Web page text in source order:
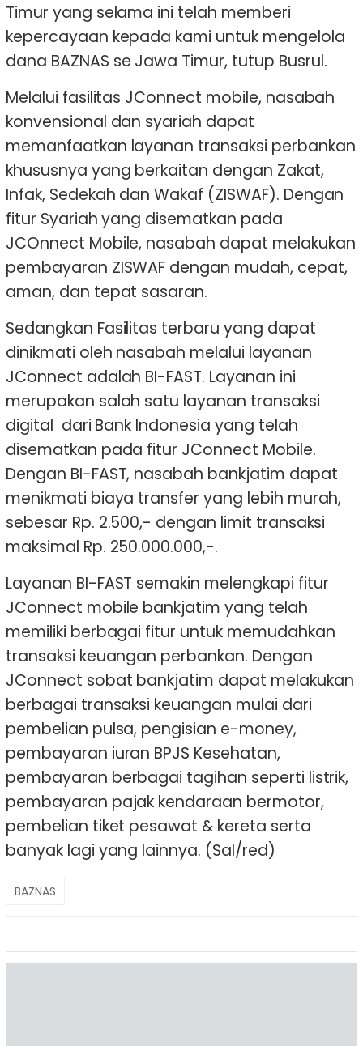
Timur yang selama ini telah memberi
kepercayaan kepada kami untuk mengelola
dana BAZNAS se Jawa Timur, tutup Busrul.
Melalui fasilitas JConnect mobile, nasabah
konvensional dan syariah dapat
memanfaatkan layanan transaksi perbankan
khususnya yang berkaitan dengan Zakat,
Infak, Sedekah dan Wakaf (ZISWAF). Dengan
fitur Syariah yang disematkan pada
JCOnnect Mobile, nasabah dapat melakukan
pembayaran ZISWAF dengan mudah, cepat,
aman, dan tepat sasaran.
Sedangkan Fasilitas terbaru yang dapat
dinikmati oleh nasabah melalui layanan
JConnect adalah BI-FAST. Layanan ini
merupakan salah satu layanan transaksi
digital dari Bank Indonesia yang telah
disematkan pada fitur JConnect Mobile.
Dengan BI-FAST, nasabah bankjatim dapat
menikmati biaya transfer yang lebih murah,
sebesar Rp. 2.500,- dengan limit transaksi
maksimal Rp. 250.000.000,-.
Layanan BI-FAST semakin melengkapi fitur
JConnect mobile bankjatim yang telah
memiliki berbagai fitur untuk memudahkan
transaksi keuangan perbankan. Dengan
JConnect sobat bankjatim dapat melakukan
berbagai transaksi keuangan mulai dari
pembelian pulsa, pengisian e-money,
pembayaran iuran BPJS Kesehatan,
pembayaran berbagai tagihan seperti listrik,
pembayaran pajak kendaraan bermotor,
pembelian tiket pesawat & kereta serta
banyak lagi yang lainnya. (Sal/red)
BAZNAS